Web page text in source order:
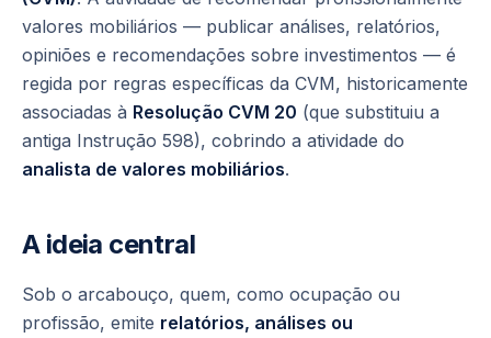
valores mobiliários — publicar análises, relatórios,
opiniões e recomendações sobre investimentos — é
regida por regras específicas da CVM, historicamente
associadas à Resolução CVM 20 (que substituiu a
antiga Instrução 598), cobrindo a atividade do
analista de valores mobiliários.
A ideia central
Sob o arcabouço, quem, como ocupação ou
profissão, emite relatórios, análises ou